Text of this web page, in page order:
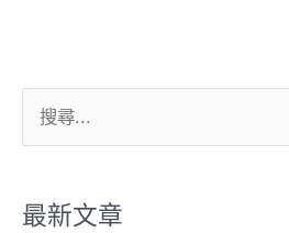
尋
鍵
最新文章